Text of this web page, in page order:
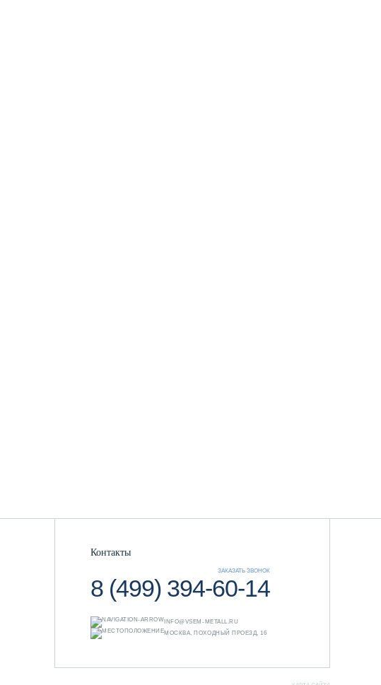
Контакты
ЗАКАЗАТЬ ЗВОНОК
8 (499) 394-60-14
INFO@VSEM-METALL.RU
МОСКВА, ПОХОДНЫЙ ПРОЕЗД, 16